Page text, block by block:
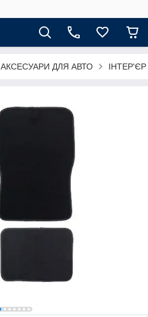
АКСЕСУАРИ ДЛЯ АВТО